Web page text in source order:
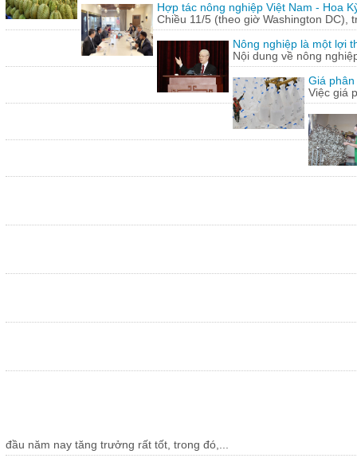
Hợp tác nông nghiệp Việt Nam - Hoa
Chiều 11/5 (theo giờ Washington DC),
Nông nghiệp là một lợi
Nội dung về nông
Giá
Việc giá
đầu năm nay tăng trưởng rất tốt, trong đó,...